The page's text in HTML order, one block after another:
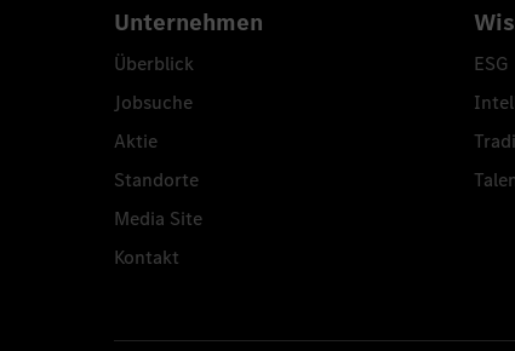
Unternehmen
Überblick
Jobsuche
Aktie
Standorte
Media Site
Kontakt
ESG